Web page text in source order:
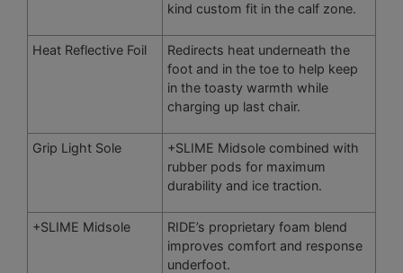
kind custom fit in the calf zone.
Heat Reflective Foil
Redirects heat underneath the
foot and in the toe to help keep
in the toasty warmth while
charging up last chair.
Grip Light Sole
+SLIME Midsole combined with
rubber pods for maximum
durability and ice traction.
+SLIME Midsole
RIDE’s proprietary foam blend
improves comfort and response
underfoot.